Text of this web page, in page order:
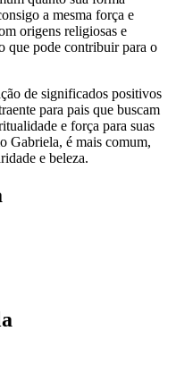
a mesma força e
origens religiosas e
que pode contribuir para o
de significados positivos
para pais que buscam
e força para suas
Gabriela, é mais comum,
e beleza.